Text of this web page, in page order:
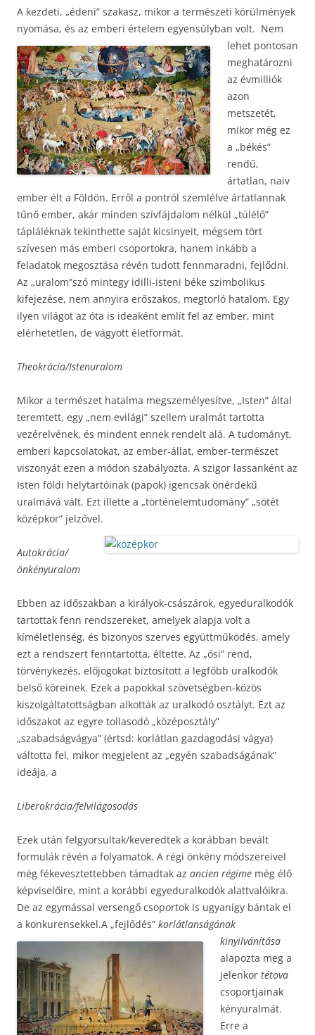
A kezdeti, „édeni” szakasz, mikor a természeti körülmények
nyomása, és az emberi értelem egyensúlyban volt. Nem
lehet pontosan
meghatározni
az évmilliók
azon
metszetét,
mikor még ez
a „békés”
rendű,
ártatlan, naiv
ember élt a Földön. Erről a pontról szemlélve ártatlannak
tűnő ember, akár minden szívfájdalom nélkül „túlélő”
tápláléknak tekinthette saját kicsinyeit, mégsem tört
szívesen más emberi csoportokra, hanem inkább a
feladatok megosztása révén tudott fennmaradni, fejlődni.
Az „uralom”szó mintegy idilli-isteni béke szimbolikus
kifejezése, nem annyira erőszakos, megtorló hatalom. Egy
ilyen világot az óta is ideaként említ fel az ember, mint
elérhetetlen, de vágyott életformát.
Theokrácia/Istenuralom
Mikor a természet hatalma megszemélyesítve, „Isten” által
teremtett, egy „nem evilági” szellem uralmát tartotta
vezérelvének, és mindent ennek rendelt alá. A tudományt,
emberi kapcsolatokat, az ember-állat, ember-természet
viszonyát ezen a módon szabályozta. A szigor lassanként az
Isten földi helytartóinak (papok) igencsak önérdekű
uralmává vált. Ezt illette a „történelemtudomány” „sötét
középkor” jelzővel.
Autokrácia/
önkényuralom
Ebben az időszakban a királyok-császárok, egyeduralkodók
tartottak fenn rendszereket, amelyek alapja volt a
kíméletlenség, és bizonyos szerves együttműködés, amely
ezt a rendszert fenntartotta, éltette. Az „ősi” rend,
törvénykezés, előjogokat biztosított a legfőbb uralkodók
belső köreinek. Ezek a papokkal szövetségben-közös
kiszolgáltatottságban alkották az uralkodó osztályt. Ezt az
időszakot az egyre tollasodó „középosztály”
„szabadságvágya” (értsd: korlátlan gazdagodási vágya)
váltotta fel, mikor megjelent az „egyén szabadságának”
ideája, a
Liberokrácia/felvilágosodás
Ezek után felgyorsultak/keveredtek a korábban bevált
formulák révén a folyamatok. A régi önkény módszereivel
még fékevesztettebben támadtak az ancien régime még élő
képviselőire, mint a korábbi egyeduralkodók alattvalóikra.
De az egymással versengő csoportok is ugyanígy bántak el
a konkurensekkel.A „fejlődés” korlátlanságának
kinyilvánítása
alapozta meg a
jelenkor tétova
csoportjainak
kényuralmát.
Erre a